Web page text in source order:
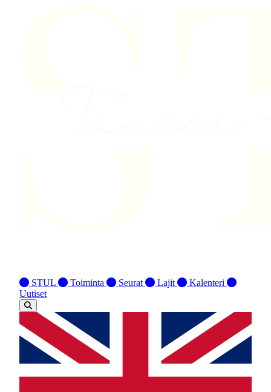
STUL Toiminta Seurat Lajit
Kalenteri
Uutiset